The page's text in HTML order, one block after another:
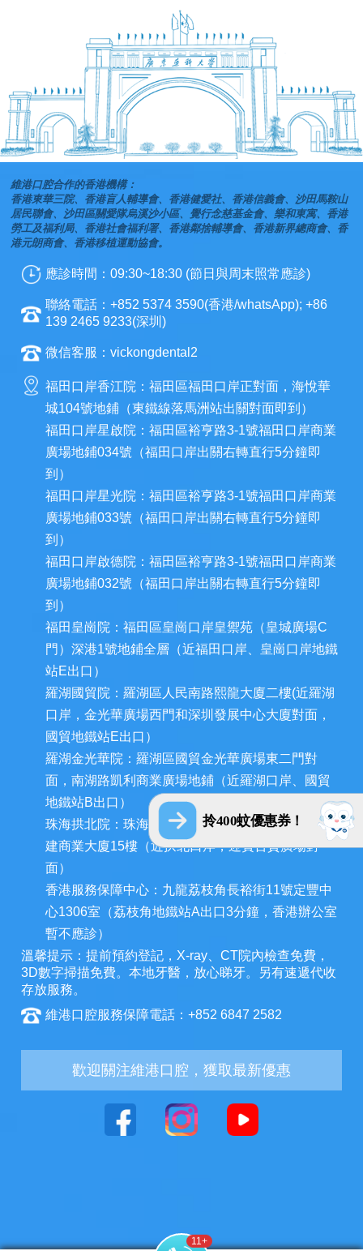
拎400蚊優惠券！
維港口腔合作的香港機構：
香港東華三院、香港盲人輔導會、香港健愛社、香港信義會、沙田馬鞍山
居民聯會、沙田區關愛隊烏溪沙小區、覺行念慈基金會、樂和東寓、香港
勞工及福利局、香港社會福利署、香港鄰捨輔導會、香港新界總商會、香
港元朗商會、香港移植運動協會。
應診時間：09:30~18:30 (節日與周末照常應診)
聯絡電話：+852 5374 3590(香港/whatsApp); +86
139 2465 9233(深圳)
微信客服：vickongdental2
福田口岸香江院：福田區福田口岸正對面，海悅華
城104號地鋪（東鐵線落馬洲站出關對面即到）
福田口岸星啟院：福田區裕亨路3-1號福田口岸商業
廣場地鋪034號（福田口岸出關右轉直行5分鐘即
到）
福田口岸星光院：福田區裕亨路3-1號福田口岸商業
廣場地鋪033號（福田口岸出關右轉直行5分鐘即
到）
福田口岸啟德院：福田區裕亨路3-1號福田口岸商業
廣場地鋪032號（福田口岸出關右轉直行5分鐘即
到）
福田皇崗院：福田區皇崗口岸皇禦苑（皇城廣場C
門）深港1號地鋪全層（近福田口岸、皇崗口岸地鐵
站E出口）
羅湖國貿院：羅湖區人民南路熙龍大廈二樓(近羅湖
口岸，金光華廣場西門和深圳發展中心大廈對面，
國貿地鐵站E出口）
羅湖金光華院：羅湖區國貿金光華廣場東二門對
面，南湖路凱利商業廣場地鋪（近羅湖口岸、國貿
地鐵站B出口）
珠海拱北院：珠海市香洲區拱北迎賓南路1155號中
建商業大廈15樓（近拱北口岸，迎賓百貨廣場對
面）
香港服務保障中心：九龍荔枝角長裕街11號定豐中
心1306室（荔枝角地鐵站A出口3分鐘，香港辦公室
暫不應診）
溫馨提示：提前預約登記，X-ray、CT院內檢查免費，
3D數字掃描免費。本地牙醫，放心睇牙。另有速遞代收
存放服務。
維港口腔服務保障電話：+852 6847 2582
歡迎關注維港口腔，獲取最新優惠
11+